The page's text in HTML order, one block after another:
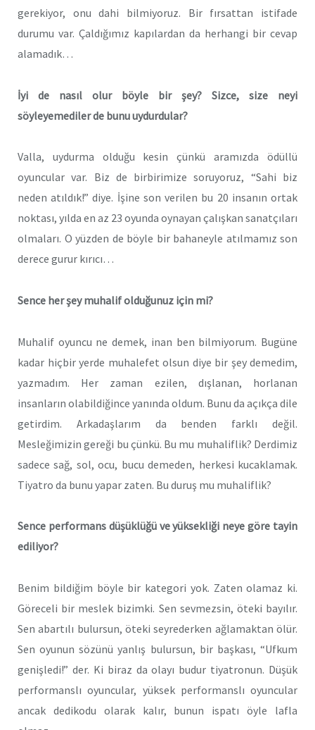
gerekiyor, onu dahi bilmiyoruz. Bir fırsattan istifade
durumu var. Çaldığımız kapılardan da herhangi bir cevap
alamadık…
İyi de nasıl olur böyle bir şey? Sizce, size neyi
söyleyemediler de bunu uydurdular? ­
Valla, uydurma olduğu kesin çünkü aramızda ödüllü
oyuncular var. Biz de birbirimize soruyoruz, “Sahi biz
neden atıldık!” diye. İşine son verilen bu 20 insanın ortak
noktası, yılda en az 2­3 oyunda oynayan çalışkan sanatçıları
olmaları. O yüzden de böyle bir bahaneyle atılmamız son
derece gurur kırıcı…
Sence her şey muhalif olduğunuz için mi?
Muhalif oyuncu ne demek, inan ben bilmiyorum. Bugüne
kadar hiçbir yerde muhalefet olsun diye bir şey demedim,
yazmadım. Her zaman ezilen, dışlanan, horlanan
insanların olabildiğince yanında oldum. Bunu da açıkça dile
getirdim. Arkadaşlarım da benden farklı değil.
Mesleğimizin gereği bu çünkü. Bu mu muhaliflik? Derdimiz
sadece sağ, sol, ocu, bucu demeden, herkesi kucaklamak.
Tiyatro da bunu yapar zaten. Bu duruş mu muhaliflik?
Sence performans düşüklüğü ve yüksekliği neye göre tayin
ediliyor?
Benim bildiğim böyle bir kategori yok. Zaten olamaz ki.
Göreceli bir meslek bizimki. Sen sevmezsin, öteki bayılır.
Sen abartılı bulursun, öteki seyrederken ağlamaktan ölür.
Sen oyunun sözünü yanlış bulursun, bir başkası, “Ufkum
genişledi!” der. Ki biraz da olayı budur tiyatronun. Düşük
performanslı oyuncular, yüksek performanslı oyuncular
ancak dedikodu olarak kalır, bunun ispatı öyle lafla